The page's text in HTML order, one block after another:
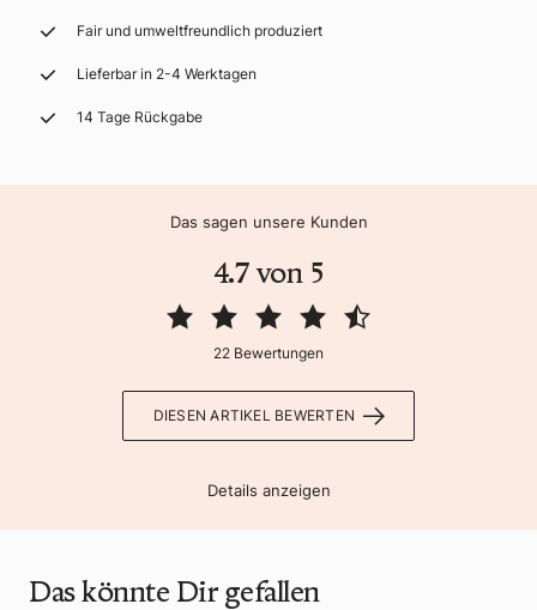
Fair und umweltfreundlich produziert
Lieferbar in 2-4 Werktagen
14 Tage Rückgabe
Das sagen unsere Kunden
4.7 von 5
22 Bewertungen
DIESEN ARTIKEL BEWERTEN
Details anzeigen
Das könnte Dir gefallen